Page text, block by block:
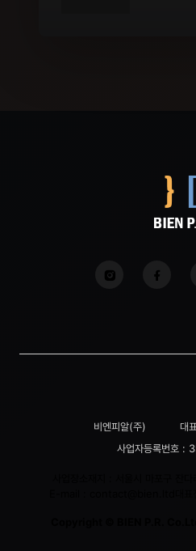
비엔피알(주)
대
사업자등록번호